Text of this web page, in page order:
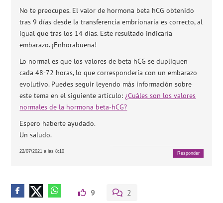
No te preocupes. El valor de hormona beta hCG obtenido
tras 9 días desde la transferencia embrionaria es correcto, al
igual que tras los 14 días. Este resultado indicaría
embarazo. ¡Enhorabuena!
Lo normal es que los valores de beta hCG se dupliquen
cada 48-72 horas, lo que correspondería con un embarazo
evolutivo. Puedes seguir leyendo más información sobre
este tema en el siguiente artículo: ¿Cuáles son los valores
normales de la hormona beta-hCG?
Espero haberte ayudado.
Un saludo.
22/07/2021 a las 8:10 Responder
9 2